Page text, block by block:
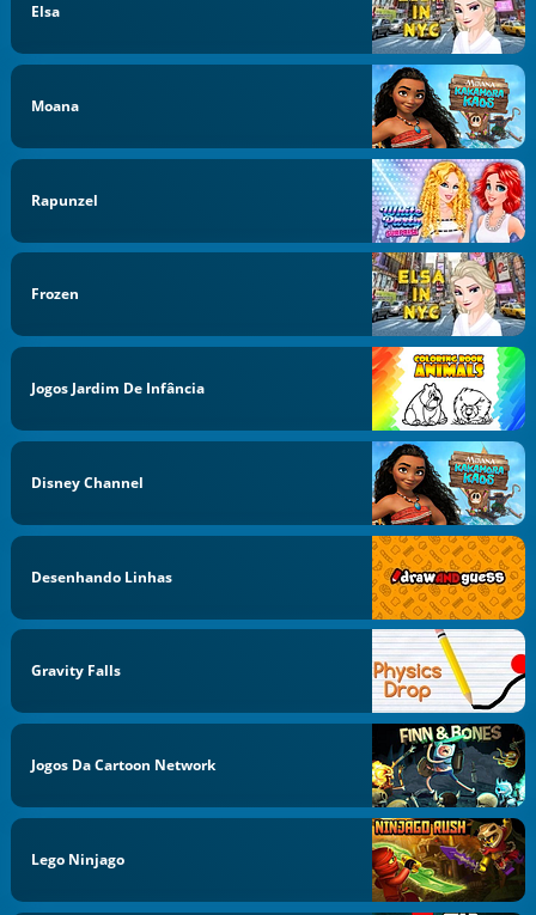
Elsa
Moana
Rapunzel
Frozen
Jogos Jardim De Infância
Disney Channel
Desenhando Linhas
Gravity Falls
Jogos Da Cartoon Network
Lego Ninjago